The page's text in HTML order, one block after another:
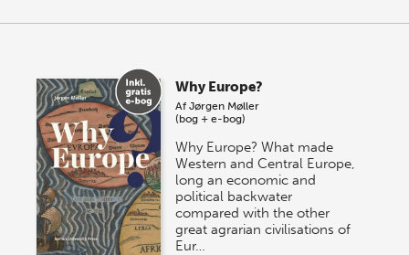
Why Europe?
AfJørgen Møller
(bog + e-bog)
Why Europe? What made
Western and Central Europe,
long an economic and
political backwater
compared with the other
great agrarian civilisations of
Eur…